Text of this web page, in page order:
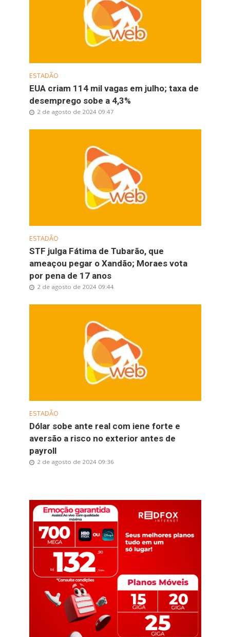
ESTADÃO
EUA criam 114 mil vagas em julho; taxa de
desemprego sobe a 4,3%
2 de agosto de 2024 09:47
ESTADÃO
STF julga Fátima de Tubarão, que
ameaçou pegar o Xandão; Moraes vota
por pena de 17 anos
2 de agosto de 2024 09:44
ESTADÃO
Dólar sobe ante real com iene forte e
aversão a risco no exterior antes de
payroll
2 de agosto de 2024 09:36